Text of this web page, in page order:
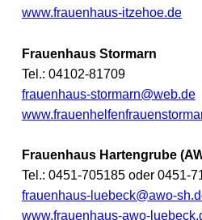
www.frauenhaus-itzehoe.de
Frauenhaus Stormarn
Tel.: 04102-81709
frauenhaus-stormarn@web.de
Frauenhaus Hartengrube
Tel.: 0451-705185 oder 0451-
frauenhaus-luebeck@awo-
www.frauenhaus-awo-